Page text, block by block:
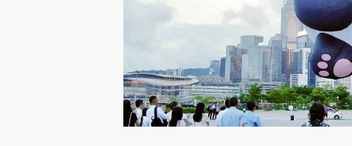
集團旗下品牌
東周刊 cazbuyer 東Touch PCM